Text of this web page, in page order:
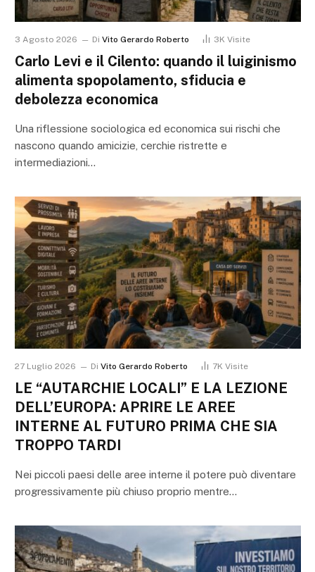
3 Agosto 2026 Di Vito Gerardo Roberto 3K Visite
Carlo Levi e il Cilento: quando il luiginismo
alimenta spopolamento, sfiducia e
debolezza economica
Una riflessione sociologica ed economica sui rischi che
nascono quando amicizie, cerchie ristrette e
intermediazioni…
27 Luglio 2026 Di Vito Gerardo Roberto 7K Visite
LE “AUTARCHIE LOCALI” E LA LEZIONE
DELL’EUROPA: APRIRE LE AREE
INTERNE AL FUTURO PRIMA CHE SIA
TROPPO TARDI
Nei piccoli paesi delle aree interne il potere può diventare
progressivamente più chiuso proprio mentre…